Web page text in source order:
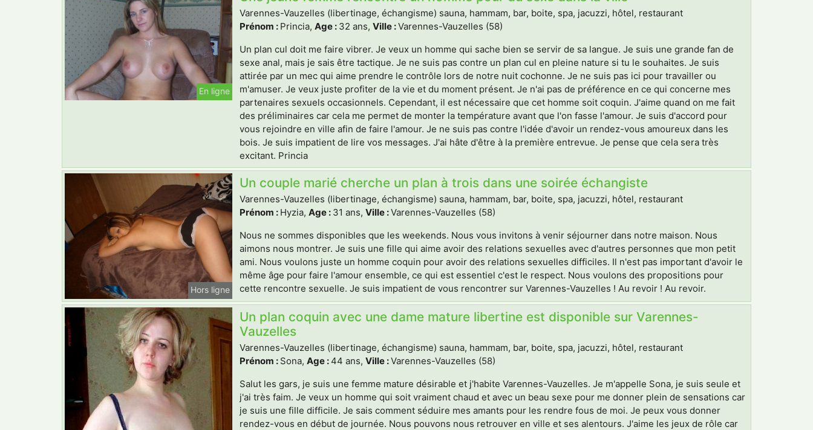
En ligne
Varennes-Vauzelles (libertinage, échangisme) sauna, hammam, bar, boite, spa, jacuzzi, hôtel, restaurant
Prénom : Princia, Age : 32 ans, Ville :Varennes-Vauzelles (58)
Un plan cul doit me faire vibrer. Je veux un homme qui sache bien se servir de sa langue. Je suis une grande fan de
sexe anal, mais je sais être tactique. Je ne suis pas contre un plan cul en pleine nature si tu le souhaites. Je suis
attirée par un mec qui aime prendre le contrôle lors de notre nuit cochonne. Je ne suis pas ici pour travailler ou
m'amuser. Je veux juste profiter de la vie et du moment présent. Je n'ai pas de préférence en ce qui concerne mes
partenaires sexuels occasionnels. Cependant, il est nécessaire que cet homme soit coquin. J'aime quand on me fait
des préliminaires car cela me permet de monter la température avant que l'on fasse l'amour. Je suis d'accord pour
vous rejoindre en ville afin de faire l'amour. Je ne suis pas contre l'idée d'avoir un rendez-vous amoureux dans les
bois. Je suis impatient de lire vos messages. J'ai hâte d'être à la première entrevue. Je pense que cela sera très
excitant. Princia
Hors ligne
Un couple marié cherche un plan à trois dans une soirée échangiste
Varennes-Vauzelles (libertinage, échangisme) sauna, hammam, bar, boite, spa, jacuzzi, hôtel, restaurant
Prénom : Hyzia, Age : 31 ans, Ville :Varennes-Vauzelles (58)
Nous ne sommes disponibles que les weekends. Nous vous invitons à venir séjourner dans notre maison. Nous
aimons nous montrer. Je suis une fille qui aime avoir des relations sexuelles avec d'autres personnes que mon petit
ami. Nous voulons juste un homme coquin pour avoir des relations sexuelles difficiles. Il n'est pas important d'avoir le
même âge pour faire l'amour ensemble, ce qui est essentiel c'est le respect. Nous voulons des propositions pour
cette rencontre sexuelle. Je suis impatient de vous rencontrer sur Varennes-Vauzelles ! Au revoir ! Au revoir.
Un plan coquin avec une dame mature libertine est disponible sur Varennes-
Vauzelles
Varennes-Vauzelles (libertinage, échangisme) sauna, hammam, bar, boite, spa, jacuzzi, hôtel, restaurant
Prénom : Sona, Age : 44 ans, Ville :Varennes-Vauzelles (58)
Salut les gars, je suis une femme mature désirable et j'habite Varennes-Vauzelles. Je m'appelle Sona, je suis seule et
j'ai très faim. Je veux un homme qui soit vraiment chaud et avec un beau sexe pour me donner plein de sensations car
je suis une fille difficile. Je sais comment séduire mes amants pour les rendre fous de moi. Je peux vous donner
rendez-vous en début de journée. Nous pouvons nous retrouver en ville et ses alentours. J'aime les jeux de rôle car